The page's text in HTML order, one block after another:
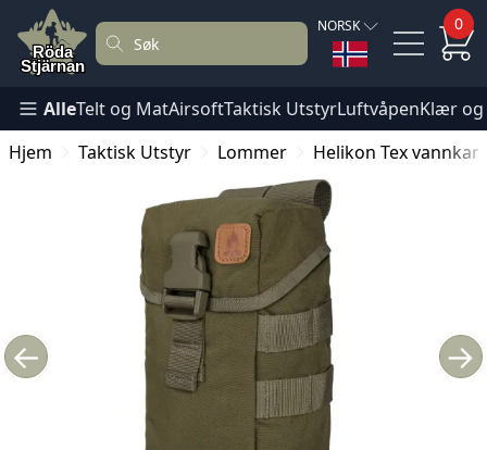
NORSK 0
AlleTelt og MatAirsoftTaktisk UtstyrLuftvåpenKlær
Hjem
Taktisk Utstyr Lommer Helikon Tex
← →